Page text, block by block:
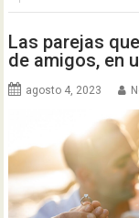
Las parejas
de amigos, en
agosto 4, 2023